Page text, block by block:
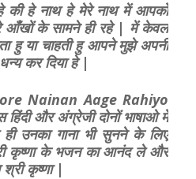
की हे नाथ हे मेरे नाथ में आपको
आँखों के सामने ही रहे | में केवल
हु या चाहती हु आपने मुझे अपनी
कर दिया हे |
Nainan Aage Rahiyo
और अंग्रेजी दोनों भाषाओ में
उनका गाना भी सुनने के लिए
कृष्णा के भजन का आनंद ले और
कृष्णा |